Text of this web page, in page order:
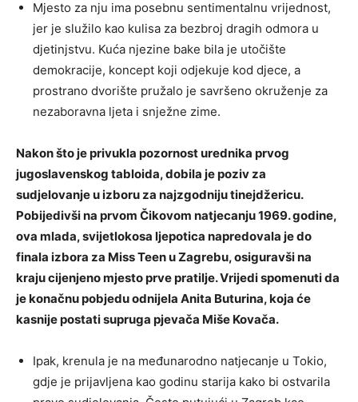
Mjesto za nju ima posebnu sentimentalnu vrijednost,
jer je služilo kao kulisa za bezbroj dragih odmora u
djetinjstvu. Kuća njezine bake bila je utočište
demokracije, koncept koji odjekuje kod djece, a
prostrano dvorište pružalo je savršeno okruženje za
nezaboravna ljeta i snježne zime.
Nakon što je privukla pozornost urednika prvog
jugoslavenskog tabloida, dobila je poziv za
sudjelovanje u izboru za najzgodniju tinejdžericu.
Pobijedivši na prvom Čikovom natjecanju 1969. godine,
ova mlada, svijetlokosa ljepotica napredovala je do
finala izbora za Miss Teen u Zagrebu, osiguravši na
kraju cijenjeno mjesto prve pratilje. Vrijedi spomenuti da
je konačnu pobjedu odnijela Anita Buturina, koja će
kasnije postati supruga pjevača Miše Kovača.
Ipak, krenula je na međunarodno natjecanje u Tokio,
gdje je prijavljena kao godinu starija kako bi ostvarila